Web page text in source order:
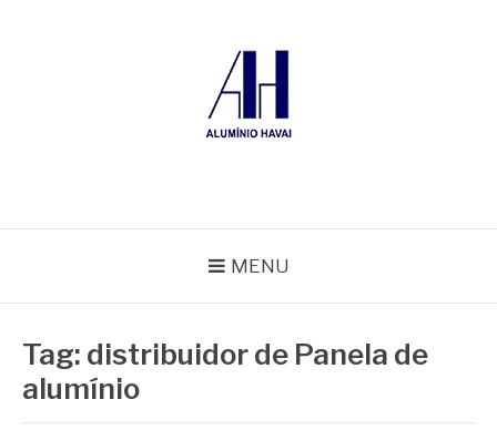
MENU
Tag: distribuidor de Panela de
alumínio